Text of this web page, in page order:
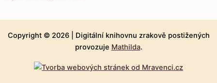
Copyright © 2026 | Digitální knihovnu zrakově postižených
provozuje Mathilda.